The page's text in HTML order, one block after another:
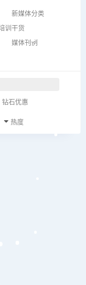
新媒体分类
训干货
媒体刊例
钻石优惠
热度